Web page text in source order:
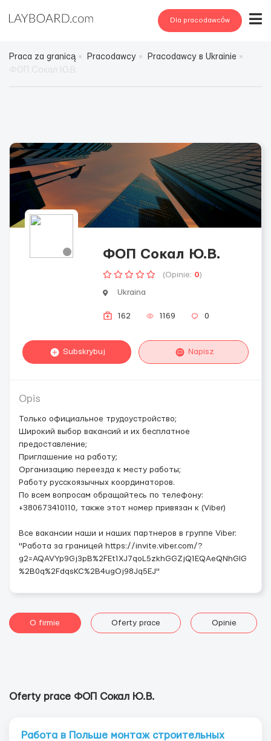
Dla pracodawców
Praca za granicą Pracodawcy
Pracodawcy в Ukrainie
ФОП Сокал Ю.В.
(Opinie: 0)
Ukraina
162 1169 0
Subskrybuj Napisz
Opis
Только официальное трудоустройство;
Широкий выбор вакансий и их бесплатное
предоставление;
Приглашение на работу;
Организацию переезда к месту работы;
Работу русскоязычных координаторов.
По всем вопросам обращайтесь по телефону:
+380673410110, также этот номер привязан к (Viber)
Все вакансии наши и наших партнеров в группе Viber:
"Работа за границей https://invite.viber.com/?
g2=AQAVYp9Gj3pB%2FEt1XJ7qoL5zkhGGZjQ1EQAeQNhGlG
%2B0q%2FdqsKC%2B4ugOj98Jq5EJ"
O firmie Oferty prace Opinie
Oferty prace ФОП Сокал Ю.В.
Работа в Польше монтаж строительных